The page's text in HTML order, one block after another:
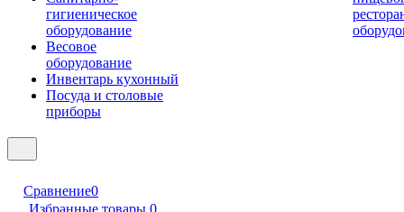
гигиеническое
оборудование
Весовое
оборудование
Инвентарь кухонный
Посуда и столовые
приборы
Сравнение0
Избранные товары 0